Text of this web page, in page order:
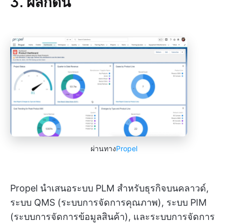
ผ่านทางPropel
Propel นำเสนอระบบ PLM สำหรับธุรกิจบนคลาวด์,
ระบบ QMS (ระบบการจัดการคุณภาพ), ระบบ PIM
(ระบบการจัดการข้อมูลสินค้า), และระบบการจัดการ